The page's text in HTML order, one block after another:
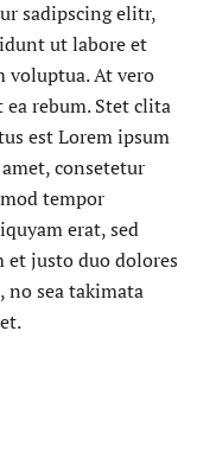
sadipscing elitr,
ut labore et
voluptua. At vero
ea rebum. Stet clita
est Lorem ipsum
consetetur
tempor
erat, sed
et justo duo dolores
no sea takimata